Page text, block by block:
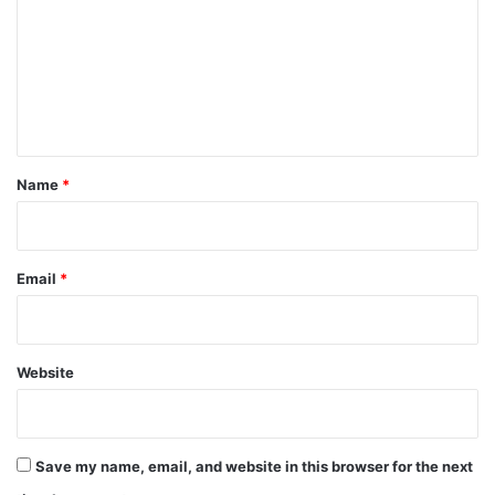
*
Name *
Email *
Website
Save my name, email, and website in this browser for the next